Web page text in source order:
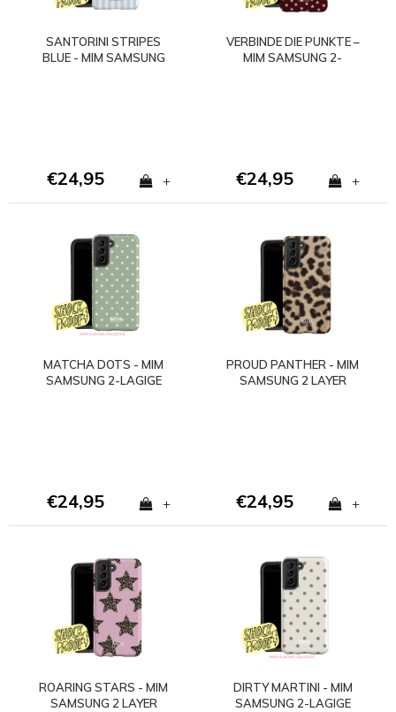
SANTORINI STRIPES
BLUE - MIM SAMSUNG
€24,95 +
VERBINDE DIE PUNKTE –
MIM SAMSUNG 2-
€24,95 +
MATCHA DOTS - MIM
SAMSUNG 2-LAGIGE
€24,95 +
PROUD PANTHER - MIM
SAMSUNG 2 LAYER
€24,95 +
ROARING STARS - MIM
SAMSUNG 2 LAYER
DIRTY MARTINI - MIM
SAMSUNG 2-LAGIGE